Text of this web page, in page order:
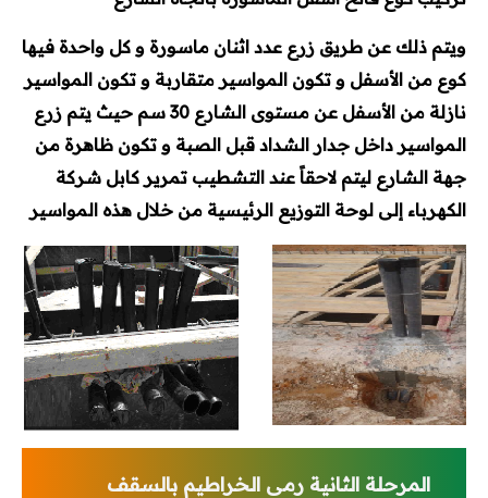
أكواد الحريق
أكواد هندسة مدنية
مشاريع تخرج
كتالوجات وأسعار
كتالوجات
لستة أسعار
اتصالات
ميكانيكا
ويتم ذلك عن طريق زرع عدد اثنان ماسورة و كل واحدة فيها
كوع من الأسفل و تكون المواسير متقاربة و تكون المواسير
نازلة من الأسفل عن مستوى الشارع 30 سم حيث يتم زرع
المواسير داخل جدار الشداد قبل الصبة و تكون ظاهرة من
جهة الشارع ليتم لاحقاً عند التشطيب تمرير كابل شركة
الكهرباء إلى لوحة التوزيع الرئيسية من خلال هذه المواسير
المرحلة الثانية رمى الخراطيم بالسقف